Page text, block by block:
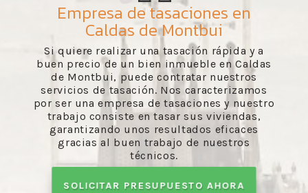
Empresa de tasaciones en
Caldas de Montbui
Si quiere realizar una tasación rápida y a
buen precio de un bien inmueble en Caldas
de Montbui, puede contratar nuestros
servicios de tasación. Nos caracterizamos
por ser una empresa de tasaciones y nuestro
trabajo consiste en tasar sus viviendas,
garantizando unos resultados eficaces
gracias al buen trabajo de nuestros
técnicos.
SOLICITAR PRESUPUESTO AHORA